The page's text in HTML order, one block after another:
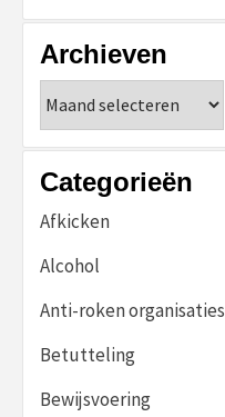
Archieven
Categorieën
Afkicken
Alcohol
Anti-roken organisaties
Betutteling
Bewijsvoering